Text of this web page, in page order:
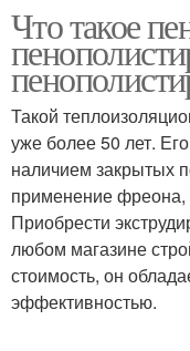
Что такое
Такой
уже более 50 лет.
наличием закрытых
применение фреона,
Приобрести
любом магазине
стоимость, он
эффективностью.